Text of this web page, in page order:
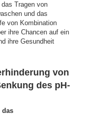
Tragen von
und das
von Kombination
ihre Chancen auf ein
ihre Gesundheit
von
des pH-
das